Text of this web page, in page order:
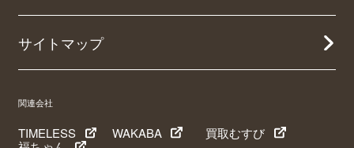
サイトマップ
関連会社
TIMELESS WAKABA
買取むすび